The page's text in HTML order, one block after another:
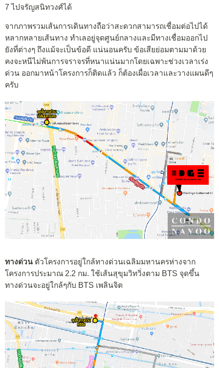
7 ไปจรัญสนิทวงศ์ได้
จากภาพรวมเส้นการเดินทางถือว่าสะดวกสามารถเชื่อมต่อไปได้
หลากหลายเส้นทาง ทำเลอยู่จุดศูนย์กลางและมีทางเชื่อมออกไป
ยังที่ต่างๆ ถึงแม้จะเป็นข้อดี แน่นอนครับ ข้อเสียย่อมตามมาด้วย
คงจะหนีไม่พ้นการจราจรที่หนาแน่นมากโดยเฉพาะช่วงเวลาเร่ง
ด่วน ออกมาหน้าโครงการก็ติดแล้ว ก็ต้องเผื่อเวลาและวางแผนดีๆ
ครับ
ทางด่วน ตัวโครงการอยู่ใกล้ทางด่วนเฉลิมมหานครห่างจาก
โครงการประมาณ 2.2 กม. ใช้เส้นสุขุมวิทวิ่งตาม BTS จุดขึ้น
ทางด่วนจะอยู่ใกล้ๆกับ BTS เพลินจิต